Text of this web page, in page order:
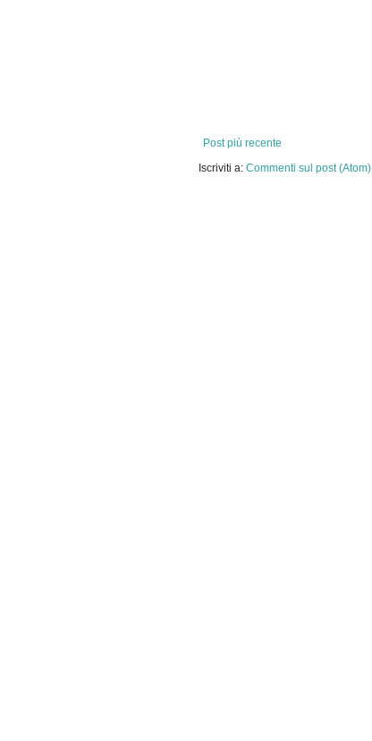
Post più recente
Iscriviti a: Commenti sul post (Atom)